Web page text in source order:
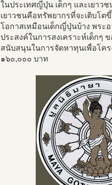
ในประเทศญี่ปุ่น เด็กๆ และเยาว
เยาวชนคือทรัพยากรที่จะเติบโ
โอกาสเหมือนเด็กญี่ปุ่นบ้าง พระ
ประสงค์ในการสงเคราะห์เด็กๆ
สนับสนุนในการจัดหาทุนเพื่อโคร
๑๖๐,๐๐๐ บาท